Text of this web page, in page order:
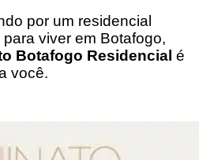
por um residencial
viver em Botafogo,
Botafogo Residencial é
você.